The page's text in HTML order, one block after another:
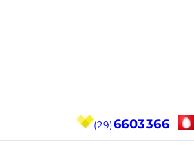
(29)6603366